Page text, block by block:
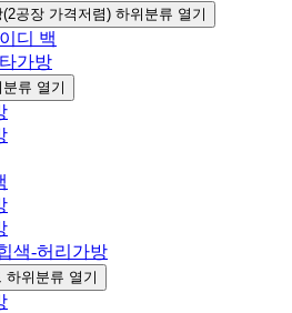
(2공장 가격저렴) 하위분류 열기
디 백
가방
류 열기
색-허리가방
하위분류 열기